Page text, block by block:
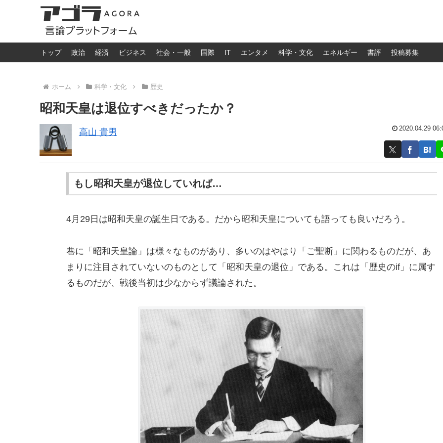
トップ 政治 経済 ビジネス 社会・一般 国際 IT エンタメ 科学・文化 エネルギー 書評 投稿募集
ホーム 科学・文化 歴史
昭和天皇は退位すべきだったか？
高山 貴男 2020.04.29
もし昭和天皇が退位していれば…
4月29日は昭和天皇の誕生日である。だから昭和天皇についても語っても良いだろう。
巷に「昭和天皇論」は様々なものがあり、多いのはやはり「ご聖断」に関わるものだが、あ
まりに注目されていないのものとして「昭和天皇の退位」である。これは「歴史のif」に属す
るものだが、戦後当初は少なからず議論された。